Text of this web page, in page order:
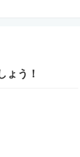
ょう！